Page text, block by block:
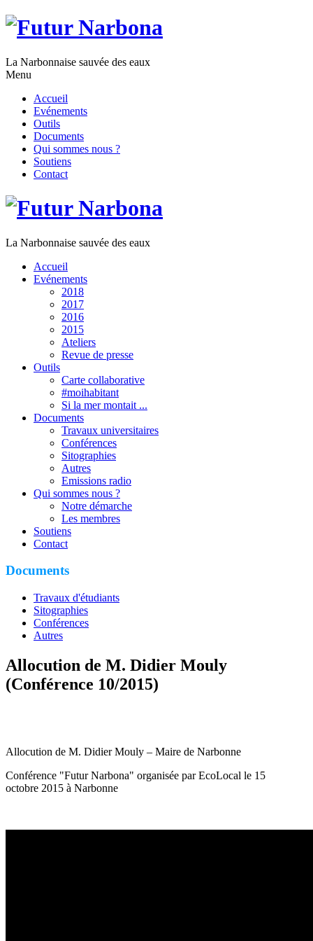
La Narbonnaise sauvée des eaux
Menu
Accueil
Evénements
Outils
Documents
Qui sommes nous ?
Soutiens
Contact
La Narbonnaise sauvée des eaux
Accueil
Evénements
2018
2017
2016
2015
Ateliers
Revue de presse
Outils
Carte collaborative
#moihabitant
Si la mer montait ...
Documents
Travaux universitaires
Conférences
Sitographies
Autres
Emissions radio
Qui sommes nous ?
Notre démarche
Les membres
Soutiens
Contact
Documents
Travaux d'étudiants
Sitographies
Conférences
Autres
Allocution de M. Didier Mouly
(Conférence 10/2015)
Allocution de M. Didier Mouly – Maire de Narbonne
Conférence "Futur Narbona" organisée par EcoLocal le 15
octobre 2015 à Narbonne